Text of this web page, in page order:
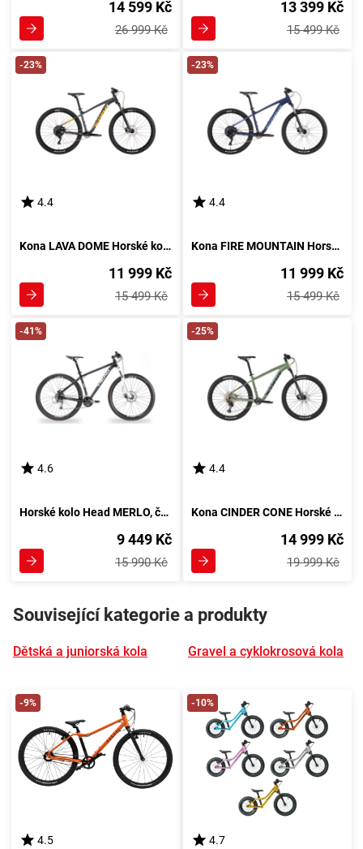
14 599 Kč
26 999 Kč
13 399 Kč
15 499 Kč
-23%
4.4
Kona LAVA DOME Horské kolo, černá
11 999 Kč
15 499 Kč
-23%
4.4
Kona FIRE MOUNTAIN Horské kolo, tmavě modrá
11 999 Kč
15 499 Kč
-41%
4.6
Horské kolo Head MERLO, černé
9 449 Kč
15 990 Kč
-25%
4.4
Kona CINDER CONE Horské kolo, zelené barvy
14 999 Kč
19 999 Kč
Související kategorie a produkty
Dětská a juniorská kola Gravel a cyklokrosová kola
-9%
4.5
-10%
4.7